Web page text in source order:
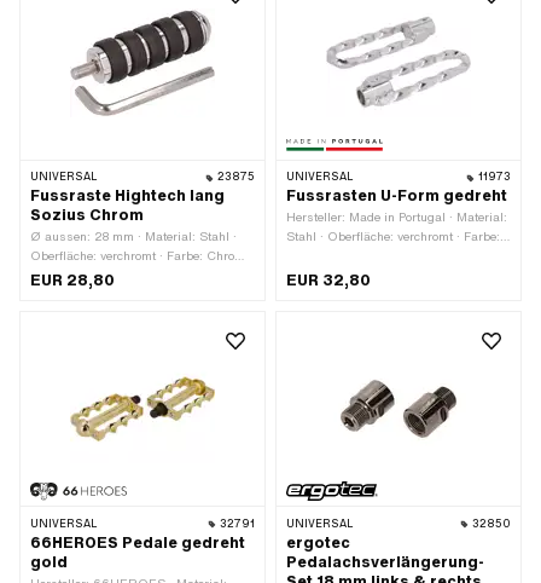
UNIVERSAL 23875
Fussraste Hightech lang
Sozius Chrom
Ø aussen: 28 mm · Material: Stahl ·
Oberfläche: verchromt · Farbe: Chrom ·
Gesamtlänge: 82 mm · Reflektoren:
EUR 28,80
UNIVERSAL 11973
Fussrasten U-Form gedreht
Hersteller: Made in Portugal · Material:
Stahl · Oberfläche: verchromt · Farbe:
mm · Ø aussen: 22 mm · Reflektoren:
EUR 32,80
UNIVERSAL 32791
66HEROES Pedale gedreht
gold
UNIVERSAL 32850
ergotec
Pedalachsverlängerung-